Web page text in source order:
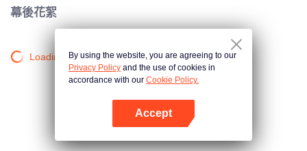
幕後花絮
Loading…By using the website, you are agreeing to our
Privacy Policy and the use of cookies in
accordance with our Cookie Policy.
Accept